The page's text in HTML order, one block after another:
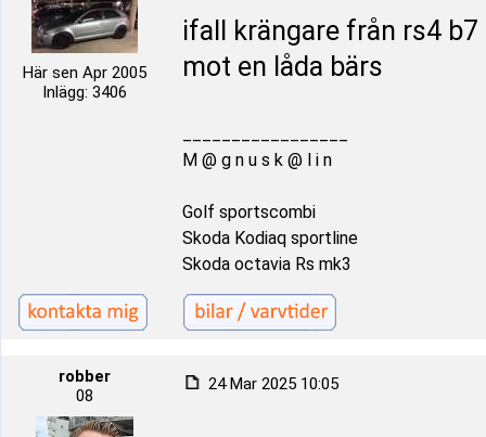
Här sen Apr 2005
Inlägg: 3406
ifall krängare från rs4
mot en låda bärs
M @ g n u s k @ l i n
Golf sportscombi
Skoda Kodiaq sportline
Skoda octavia Rs mk3
robber
08
24 Mar 2025 10:05